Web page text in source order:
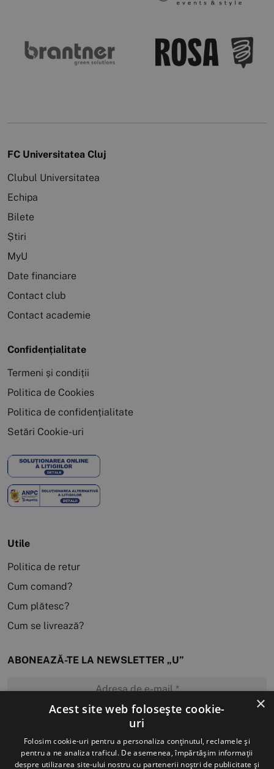
FC Universitatea Cluj
Clubul Universitatea
Echipa
Bilete
Știri
MyU
Date financiare
Contact club
Contact academie
Confidențialitate
Termeni și condiții
Politica de Cookies
Politica de confidențialitate
Setări Cookie-uri
Utile
Politica de retur
Cum comand?
Cum plătesc?
Cum se livrează?
ABONEAZĂ-TE LA NEWSLETTER „U”
MĂ ABONEZ
×
Acest site web folosește cookie-
uri
Folosim cookie-uri pentru a personaliza conținutul, reclamele și
pentru a ne analiza traficul. De asemenea, împărtășim informații
despre utilizarea site-ului nostru cu partenerii noștri de publicitate și